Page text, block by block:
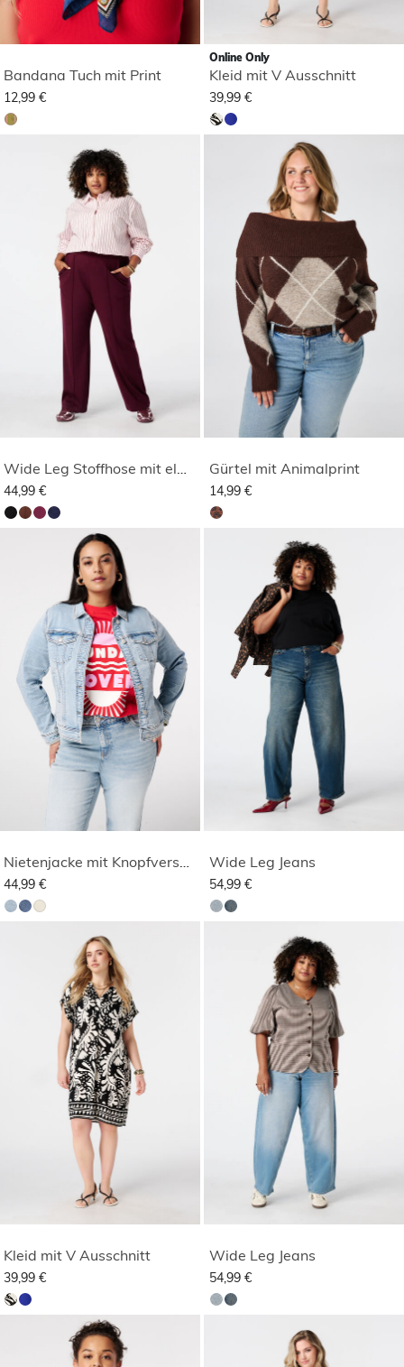
Bandana Tuch mit Print
12,99 €
Online Only
Kleid mit V Ausschnitt
39,99 €
44,99 €
Gürtel mit Animalprint
14,99 €
44,99 €
Wide Leg Jeans
54,99 €
Kleid mit V Ausschnitt
39,99 €
Wide Leg Jeans
54,99 €